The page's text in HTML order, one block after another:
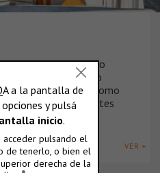
de vidrio y acero
de vidrio
Se puede utilizar como
con impresionantes
VER +